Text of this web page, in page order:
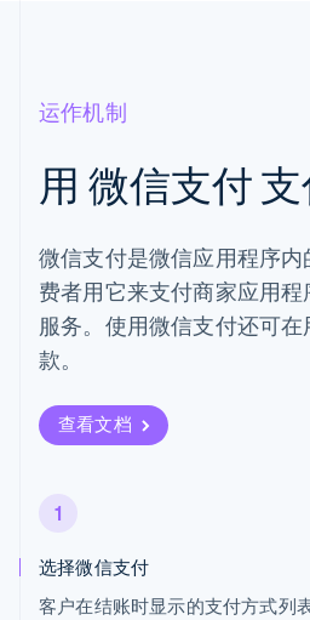
运作机制
用 微信支付
微信支付是微信应用程序
费者用它来支付商家应用
服务。使用微信支付还可
款。
查看文档
1
选择微信支付
客户在结账时显示的支付方式列